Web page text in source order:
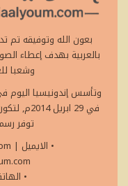
بعون الله وتوفيقه تم
بالعربية بهدف إعطاء
وشعبا
في 29
توفر
• الايميل |
• الهاتف: 3764-